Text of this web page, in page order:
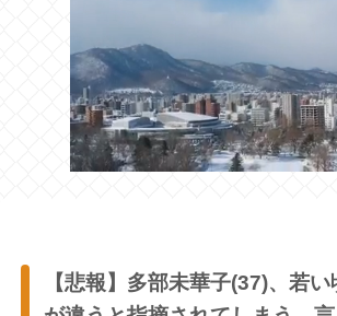
【悲報】多部未華子(37)、若